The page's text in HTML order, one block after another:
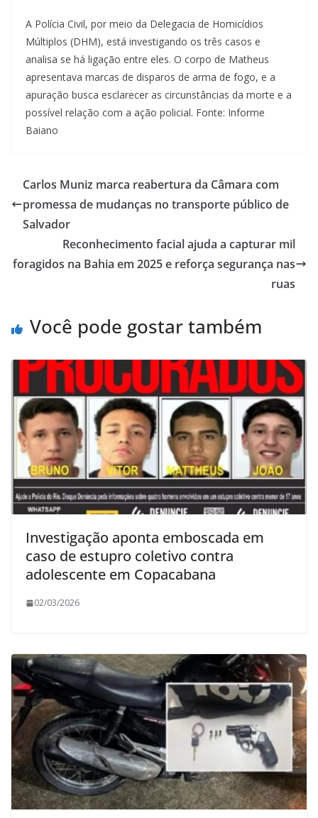
A Polícia Civil, por meio da Delegacia de Homicídios
Múltiplos (DHM), está investigando os três casos e
analisa se há ligação entre eles. O corpo de Matheus
apresentava marcas de disparos de arma de fogo, e a
apuração busca esclarecer as circunstâncias da morte e a
possível relação com a ação policial. Fonte: Informe
Baiano
Carlos Muniz marca reabertura da Câmara com
promessa de mudanças no transporte público de
Salvador
Reconhecimento facial ajuda a capturar mil
foragidos na Bahia em 2025 e reforça segurança nas
ruas
Você pode gostar também
Investigação aponta emboscada em
caso de estupro coletivo contra
adolescente em Copacabana
02/03/2026